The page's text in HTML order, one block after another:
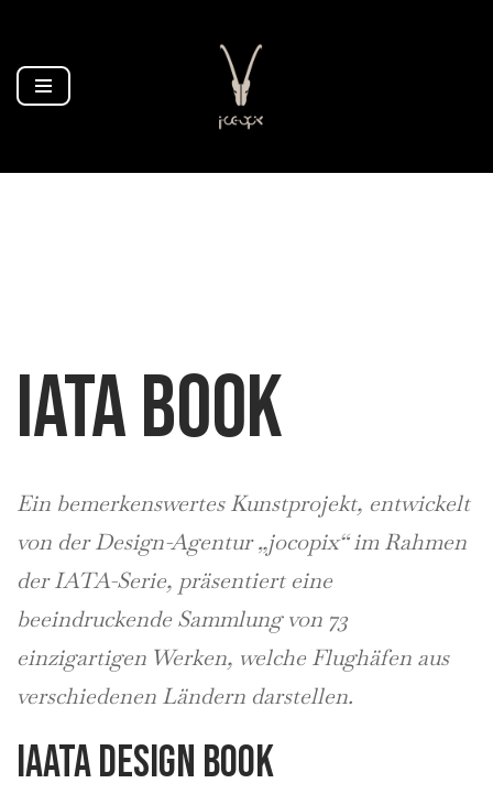
Inhalt
IATA BOOK
Ein bemerkenswertes Kunstprojekt, entwickelt
von der Design-Agentur „jocopix“ im Rahmen
der IATA-Serie, präsentiert eine
beeindruckende Sammlung von 73
einzigartigen Werken, welche Flughäfen aus
verschiedenen Ländern darstellen.
IAATA design book